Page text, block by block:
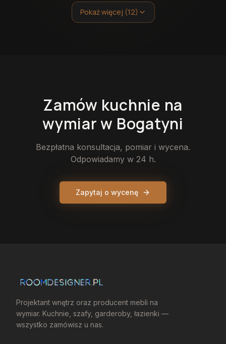
Pokaż więcej (12)
Zamów kuchnie na
wymiarw Bogatyni
Bezpłatna konsultacja, pomiar i wycena.
Odpowiadamy w 24 h.
Zapytaj o wycenę
Projektant wnętrz oraz producent mebli na
wymiar. Kuchnie, szafy, garderoby, łazienki —
wszystko zamówisz u nas.